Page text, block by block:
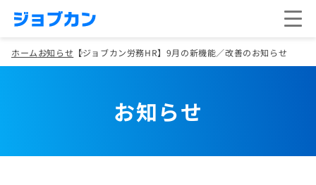
ホームお知らせ 【ジョブカン労務HR】9月の新機能／改善のお知らせ
お知らせ